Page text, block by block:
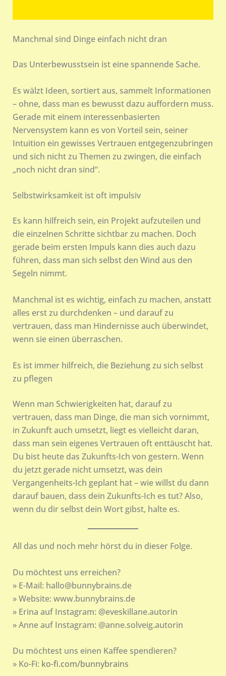
Manchmal sind Dinge einfach nicht dran
Das Unterbewusstsein ist eine spannende Sache.
Es wälzt Ideen, sortiert aus, sammelt Informationen
– ohne, dass man es bewusst dazu auffordern muss.
Gerade mit einem interessenbasierten
Nervensystem kann es von Vorteil sein, seiner
Intuition ein gewisses Vertrauen entgegenzubringen
und sich nicht zu Themen zu zwingen, die einfach
„noch nicht dran sind“.
Selbstwirksamkeit ist oft impulsiv
Es kann hilfreich sein, ein Projekt aufzuteilen und
die einzelnen Schritte sichtbar zu machen. Doch
gerade beim ersten Impuls kann dies auch dazu
führen, dass man sich selbst den Wind aus den
Segeln nimmt.
Manchmal ist es wichtig, einfach zu machen, anstatt
alles erst zu durchdenken – und darauf zu
vertrauen, dass man Hindernisse auch überwindet,
wenn sie einen überraschen.
Es ist immer hilfreich, die Beziehung zu sich selbst
zu pflegen
Wenn man Schwierigkeiten hat, darauf zu
vertrauen, dass man Dinge, die man sich vornimmt,
in Zukunft auch umsetzt, liegt es vielleicht daran,
dass man sein eigenes Vertrauen oft enttäuscht hat.
Du bist heute das Zukunfts-Ich von gestern. Wenn
du jetzt gerade nicht umsetzt, was dein
Vergangenheits-Ich geplant hat – wie willst du dann
darauf bauen, dass dein Zukunfts-Ich es tut? Also,
wenn du dir selbst dein Wort gibst, halte es.
All das und noch mehr hörst du in dieser Folge.
Du möchtest uns erreichen?
» E-Mail: hallo@bunnybrains.de
» Website: www.bunnybrains.de
» Erina auf Instagram: @eveskillane.autorin
» Anne auf Instagram: @anne.solveig.autorin
Du möchtest uns einen Kaffee spendieren?
» Ko-Fi: ko-fi.com/bunnybrains